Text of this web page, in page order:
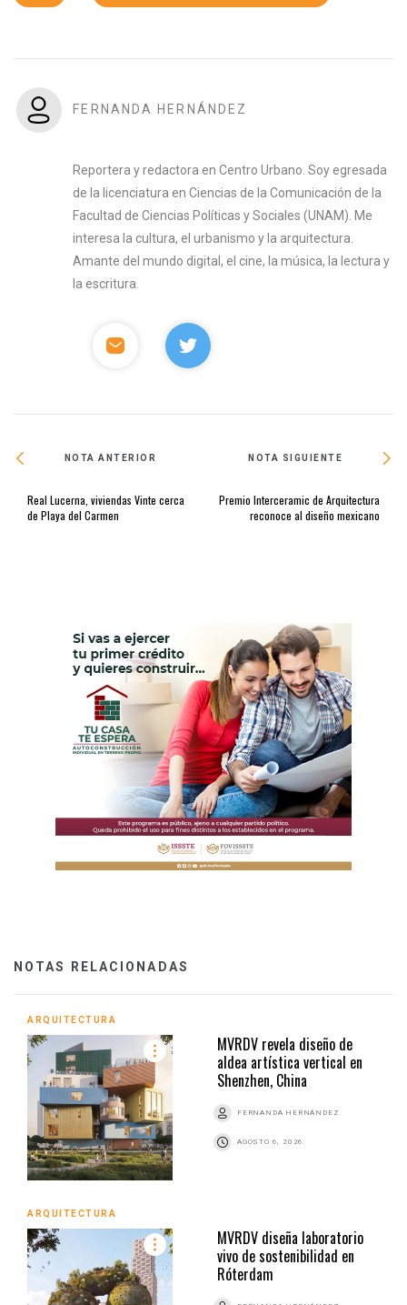
FERNANDA HERNÁNDEZ
Reportera y redactora en Centro Urbano. Soy egresada
de la licenciatura en Ciencias de la Comunicación de la
Facultad de Ciencias Políticas y Sociales (UNAM). Me
interesa la cultura, el urbanismo y la arquitectura.
Amante del mundo digital, el cine, la música, la lectura y
la escritura.
NOTA ANTERIOR
Real Lucerna, viviendas Vinte cerca
de Playa del Carmen
NOTA SIGUIENTE
Premio Interceramic de Arquitectura
reconoce al diseño mexicano
NOTAS RELACIONADAS
ARQUITECTURA
MVRDV revela diseño de
aldea artística vertical en
Shenzhen, China
FERNANDA HERNÁNDEZ
AGOSTO 6, 2026
ARQUITECTURA
MVRDV diseña laboratorio
vivo de sostenibilidad en
Róterdam